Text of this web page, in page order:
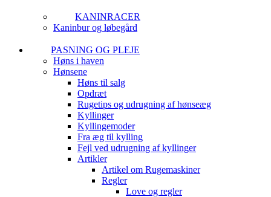
KANINRACER
Kaninbur og løbegård
PASNING OG PLEJE
Høns i haven
Hønsene
Høns til salg
Opdræt
Rugetips og udrugning af hønseæg
Kyllinger
Kyllingemoder
Fra æg til kylling
Fejl ved udrugning af kyllinger
Artikler
Artikel om Rugemaskiner
Regler
Love og regler